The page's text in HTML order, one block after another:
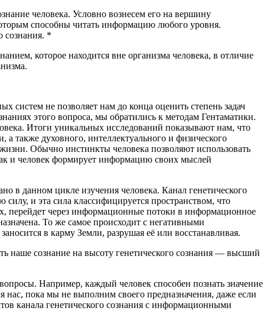
человека. Условно вознесем его на вершину
способны читать информацию любого уровня.
сознания. *
которое находится вне организма человека, в отличие
систем не позволяет нам до конца оценить степень задач
этого вопроса, мы обратились к методам Гентаматики.
Итоги уникальных исследований показывают нам, что
также духовного, интеллектуального и физического
Обычно инстинкты человека позволяют использовать
и человек формирует информацию своих мыслей
в данном цикле изучения человека. Канал генетического
и эта сила классифицируется пространством, что
перейдет через информационные потоки в информационное
То же самое происходит с негативными
в карму Земли, разрушая её или восстанавливая.
наше сознание на высоту генетического сознания — высший
Например, каждый человек способен познать значение
нас, пока мы не выполним своего предназначения, даже если
канала генетического сознания с информационными